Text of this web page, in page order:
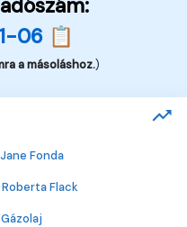
06 📋
a másoláshoz.)
Jane Fonda
Roberta Flack
Gázolaj